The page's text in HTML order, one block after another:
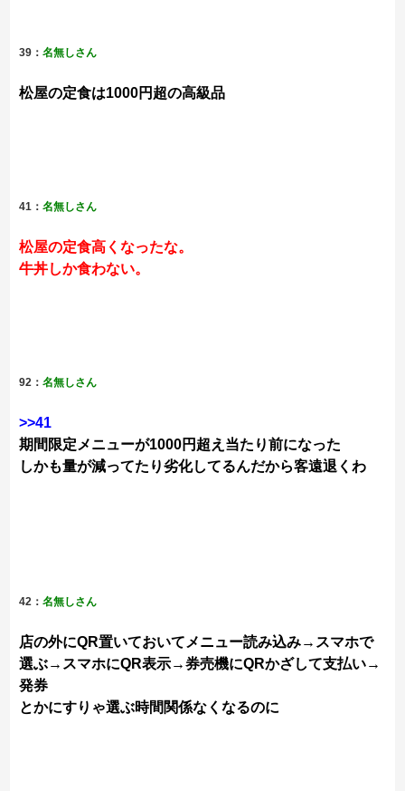
39：名無しさん
松屋の定食は1000円超の高級品
41：名無しさん
松屋の定食高くなったな。
牛丼しか食わない。
92：名無しさん
>>41
期間限定メニューが1000円超え当たり前になった
しかも量が減ってたり劣化してるんだから客遠退くわ
42：名無しさん
店の外にQR置いておいてメニュー読み込み→スマホで
選ぶ→スマホにQR表示→券売機にQRかざして支払い→
発券
とかにすりゃ選ぶ時間関係なくなるのに